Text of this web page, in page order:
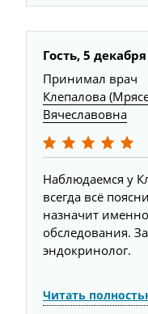
Гость, 5
Принимал врач
Клепалова
Вячеславовна
Наблюдаемся у
всегда всё
назначит
обследования.
эндокринолог.
Читать